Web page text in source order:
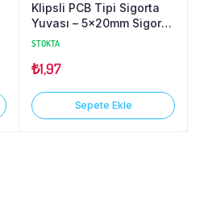
Klipsli PCB Tipi Sigorta
Yuvası – 5x20mm Sigorta
Uyumlu
STOKTA
₺1,97
Sepete Ekle